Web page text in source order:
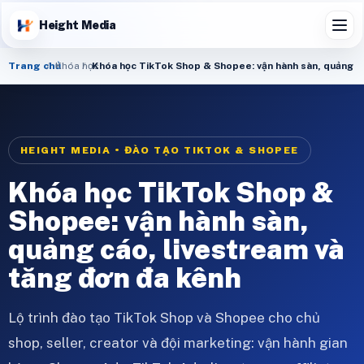
Height Media
Trang chủKhóa họcKhóa học TikTok Shop & Shopee: vận hành sàn, quảng
HEIGHT MEDIA • ĐÀO TẠO TIKTOK & SHOPEE
Khóa học TikTok Shop &
Shopee: vận hành sàn,
quảng cáo, livestream và
tăng đơn đa kênh
Lộ trình đào tạo TikTok Shop và Shopee cho chủ
shop, seller, creator và đội marketing: vận hành gian